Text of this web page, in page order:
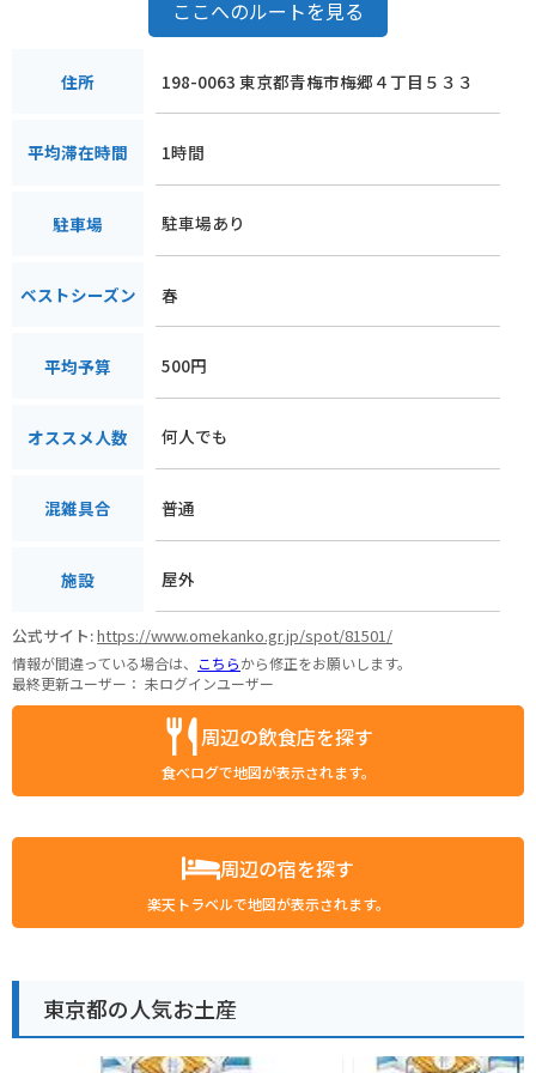
ここへのルートを見る
住所 198-0063 東京都青梅市梅郷４丁目５３３
平均滞在時間 1時間
駐車場 駐車場あり
ベストシーズン 春
平均予算 500円
オススメ人数 何人でも
混雑具合 普通
施設 屋外
公式サイト:https://www.omekanko.gr.jp/spot/81501/
情報が間違っている場合は、 こちらから修正をお願いします。
最終更新ユーザー： 未ログインユーザー
周辺の飲食店を探す
食べログで地図が表示されます。
周辺の宿を探す
楽天トラベルで地図が表示されます。
東京都の人気お土産